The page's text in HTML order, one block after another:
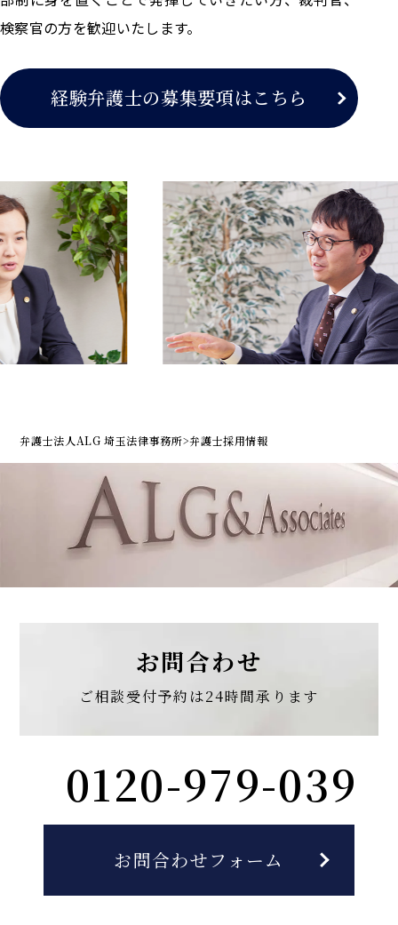
検察官の方を歓迎いたします。
経験弁護士の募集要項はこちら
弁護士法人ALG 埼玉法律事務所>弁護士採用情報
お問合わせ
ご相談受付予約は24時間承ります
0120-979-039
お問合わせフォーム